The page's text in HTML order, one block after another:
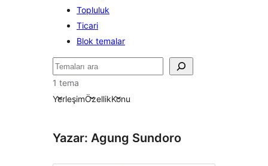
Topluluk
Ticari
Blok temalar
Ara
1 tema
YerleşimÖzellikKonu
Yazar: Agung Sundoro